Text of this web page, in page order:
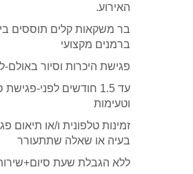
האירוע.
בר משקאות קלים תוססים
ברמנים מקצועי
פגישת היכרות וסיור
עד 1.5 חודשים לפני-
וטעימות
זמינות טלפונית ו/או תיאום
בעיה או שאלה שתתעורר
ללא הגבלת שעת